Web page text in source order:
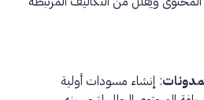
: إنشاء مسودات أولية